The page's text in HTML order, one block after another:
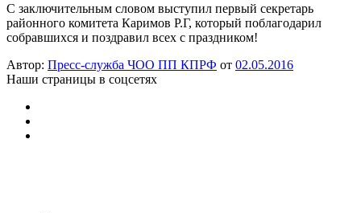
С заключительным словом выступил первый секретарь
районного комитета Каримов Р.Г, который поблагодарил
собравшихся и поздравил всех с праздником!
Автор: Пресс-служба ЧОО ПП КПРФ от 02.05.2016
Наши страницы в соцсетях